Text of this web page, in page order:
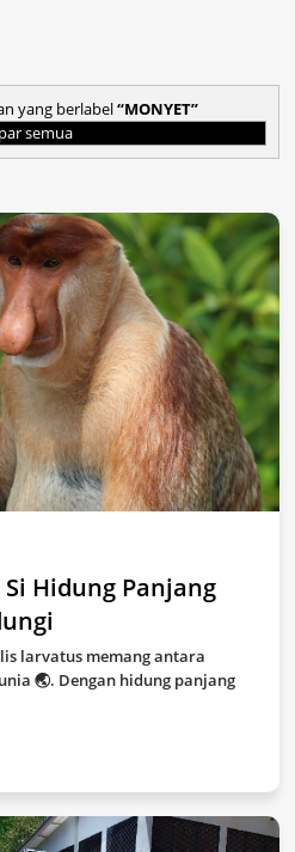
yang berlabel MONYET
semua
Hidung Panjang
larvatus memang antara
🌏. Dengan hidung panjang